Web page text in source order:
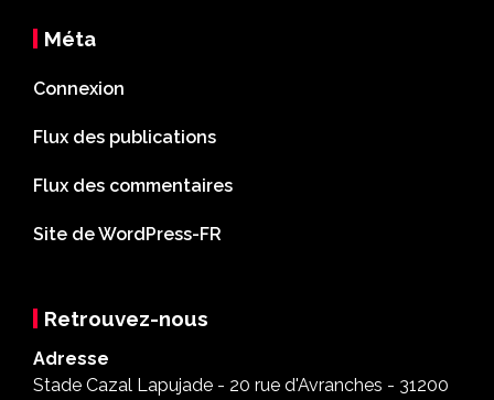
Méta
Connexion
Flux des publications
Flux des commentaires
Site de WordPress-FR
Retrouvez-nous
Adresse
Stade Cazal Lapujade - 20 rue d'Avranches - 31200